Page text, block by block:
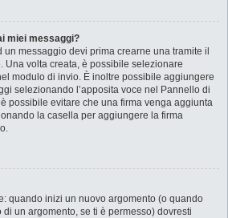
miei messaggi?
messaggio devi prima crearne una tramite il
Una volta creata, è possibile selezionare
modulo di invio. È inoltre possibile aggiungere
selezionando l’apposita voce nel Pannello di
possibile evitare che una firma venga aggiunta
la casella per aggiungere la firma
quando inizi un nuovo argomento (o quando
un argomento, se ti è permesso) dovresti